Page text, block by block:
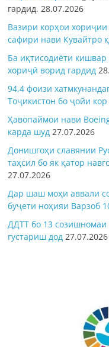
гардид.28.07.2026
Вазири корҳои
сафири нави Кувайтро
Ба иқтисодиёти
хориҷӣ ворид гардид
94,4 фоизи
Тоҷикистон бо ҷойи
Ҳавопаймои нави
карда шуд 27.07.2026
Донишгоҳи славянии
таҳсил бо як қатор
27.07.2026
Дар шаш моҳи аввали
буҷети ноҳияи Варзоб
ДДТТ бо 13
густариш дод 27.07.2026